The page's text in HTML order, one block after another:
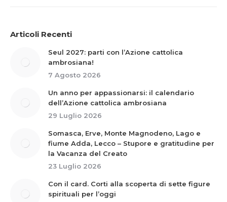
Articoli Recenti
Seul 2027: parti con l’Azione cattolica
ambrosiana!
7 Agosto 2026
Un anno per appassionarsi: il calendario
dell’Azione cattolica ambrosiana
29 Luglio 2026
Somasca, Erve, Monte Magnodeno, Lago e
fiume Adda, Lecco – Stupore e gratitudine per
la Vacanza del Creato
23 Luglio 2026
Con il card. Corti alla scoperta di sette figure
spirituali per l’oggi